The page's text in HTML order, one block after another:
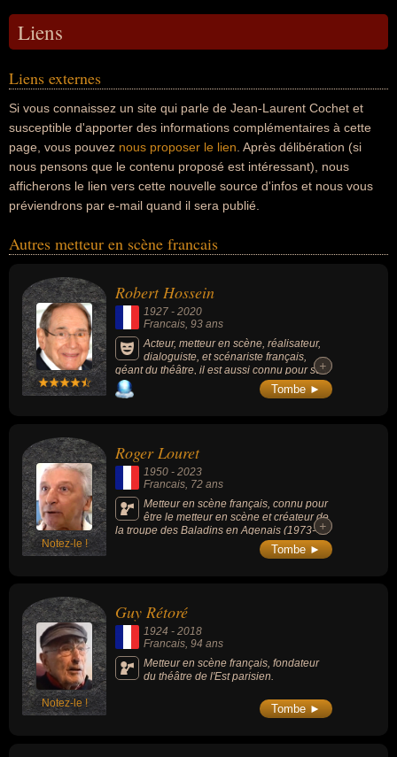
Liens
Liens externes
Si vous connaissez un site qui parle de Jean-Laurent Cochet et
susceptible d'apporter des informations complémentaires à cette
page, vous pouvez nous proposer le lien . Après délibération (si
nous pensons que le contenu proposé est intéressant), nous
afficherons le lien vers cette nouvelle source d'infos et nous vous
préviendrons par e-mail quand il sera publié.
Autres metteur en scène francais
Robert Hossein
1927 - 2020
Francais, 93 ans
Acteur, metteur en scène, réalisateur,
dialoguiste, et scénariste français,
géant du théâtre, il est aussi connu pour ses
rôles au cinéma ou la télévision. Parmi ses
films connus : « Toi, le venin » (1959,
Prêtres interdits » (1973, drame), « Liberté,
égalité, choucroute » (1985, comédie, avec
Michel Serrault) et « Les Misérables » (182,
drame, avec Lino Ventura).
+
+
Tombe ►
Notez-le !
Roger Louret
1950 - 2023
Francais , 72 ans
Metteur en scène français, connu pour
être le metteur en scène et créateur de
la troupe des Baladins en Agenais (1973- +
+
Tombe ►
Notez-le !
Guy Rétoré
1924 - 2018
Francais, 94 ans
Metteur en scène français, fondateur
du théâtre de l'Est parisien.
Tombe ►